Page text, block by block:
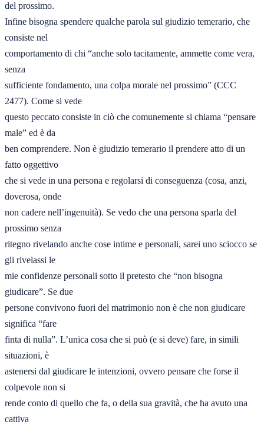
del prossimo.
Infine bisogna spendere qualche parola sul giudizio temerario, che
consiste nel
comportamento di chi “anche solo tacitamente, ammette come vera,
senza
sufficiente fondamento, una colpa morale nel prossimo” (CCC
2477). Come si vede
questo peccato consiste in ciò che comunemente si chiama “pensare
male” ed è da
ben comprendere. Non è giudizio temerario il prendere atto di un
fatto oggettivo
che si vede in una persona e regolarsi di conseguenza (cosa, anzi,
doverosa, onde
non cadere nell’ingenuità). Se vedo che una persona sparla del
prossimo senza
ritegno rivelando anche cose intime e personali, sarei uno sciocco se
gli rivelassi le
mie confidenze personali sotto il pretesto che “non bisogna
giudicare”. Se due
persone convivono fuori del matrimonio non è che non giudicare
significa “fare
finta di nulla”. L’unica cosa che si può (e si deve) fare, in simili
situazioni, è
astenersi dal giudicare le intenzioni, ovvero pensare che forse il
colpevole non si
rende conto di quello che fa, o della sua gravità, che ha avuto una
cattiva